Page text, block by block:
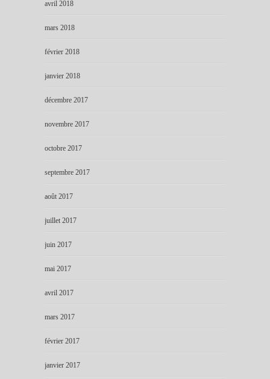
avril 2018
mars 2018
février 2018
janvier 2018
décembre 2017
novembre 2017
octobre 2017
septembre 2017
août 2017
juillet 2017
juin 2017
mai 2017
avril 2017
mars 2017
février 2017
janvier 2017